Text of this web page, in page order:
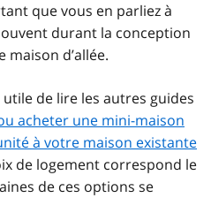
que vous en parliez à
durant la conception
d’allée.
de lire les autres guides
acheter une mini-maison
à votre maison existante
de logement correspond le
de ces options se